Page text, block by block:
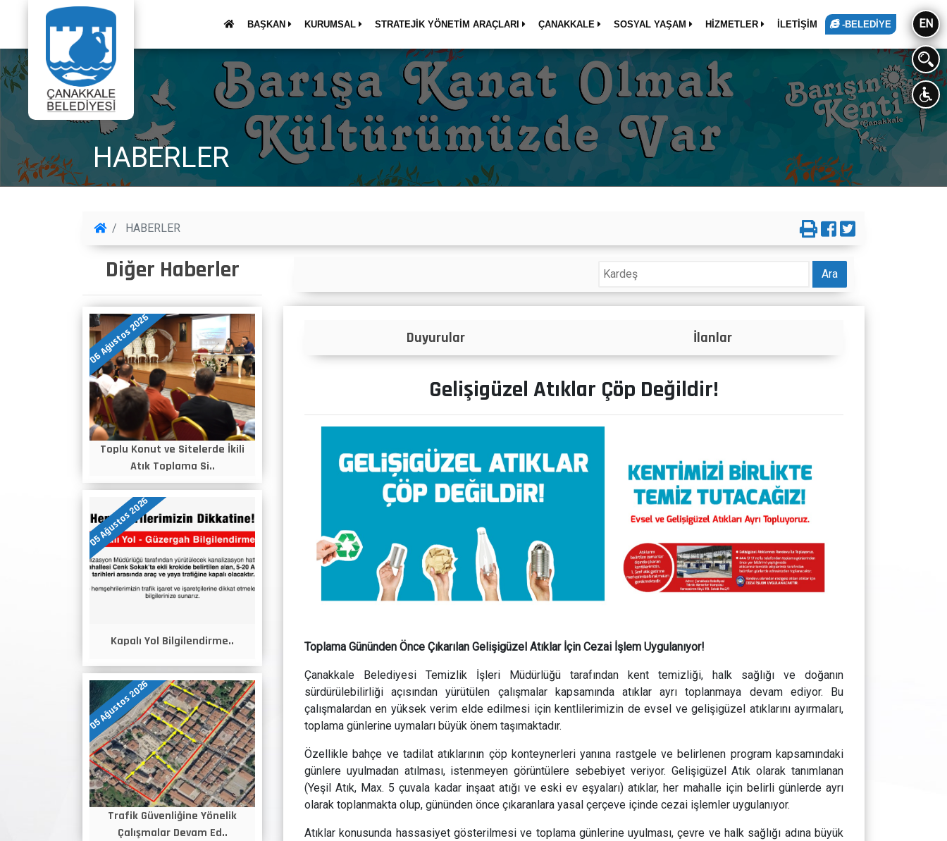
BAŞKAN KURUMSAL STRATEJİK YÖNETİM ARAÇLARI ÇANAKKALE SOSYAL YAŞAM HİZMETLER İLETİŞİM -BELEDİYE EN
HABERLER
HABERLER
Diğer Haberler
06 Ağustos 2026
Toplu Konut ve Sitelerde İkili
Atık Toplama Si..
05 Ağustos 2026
Kapalı Yol Bilgilendirme..
05 Ağustos 2026
Trafik Güvenliğine Yönelik
Çalışmalar Devam Ed..
Ara
Duyurular İlanlar
Gelişigüzel Atıklar Çöp Değildir!
Toplama Gününden Önce Çıkarılan Gelişigüzel Atıklar İçin Cezai İşlem Uygulanıyor!
Çanakkale Belediyesi Temizlik İşleri Müdürlüğü tarafından kent temizliği, halk sağlığı ve doğanın
sürdürülebilirliği açısından yürütülen çalışmalar kapsamında atıklar ayrı toplanmaya devam ediyor. Bu
çalışmalardan en yüksek verim elde edilmesi için kentlilerimizin de evsel ve gelişigüzel atıklarını ayırmaları,
toplama günlerine uymaları büyük önem taşımaktadır.
Özellikle bahçe ve tadilat atıklarının çöp konteynerleri yanına rastgele ve belirlenen program kapsamındaki
günlere uyulmadan atılması, istenmeyen görüntülere sebebiyet veriyor. Gelişigüzel Atık olarak tanımlanan
(Yeşil Atık, Max. 5 çuvala kadar inşaat atığı ve eski ev eşyaları) atıklar, her mahalle için belirli günlerde ayrı
olarak toplanmakta olup, gününden önce çıkaranlara yasal çerçeve içinde cezai işlemler uygulanıyor.
Atıklar konusunda hassasiyet gösterilmesi ve toplama günlerine uyulması, çevre ve halk sağlığı adına büyük